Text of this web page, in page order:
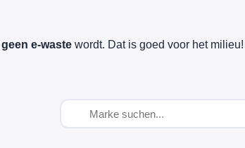
geen e-waste wordt. Dat is goed voor het milieu!